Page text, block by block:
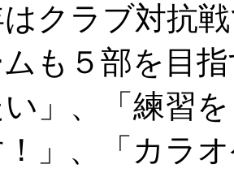
はクラブ対抗
ムも５部を目
」、「練習
」、「カラ